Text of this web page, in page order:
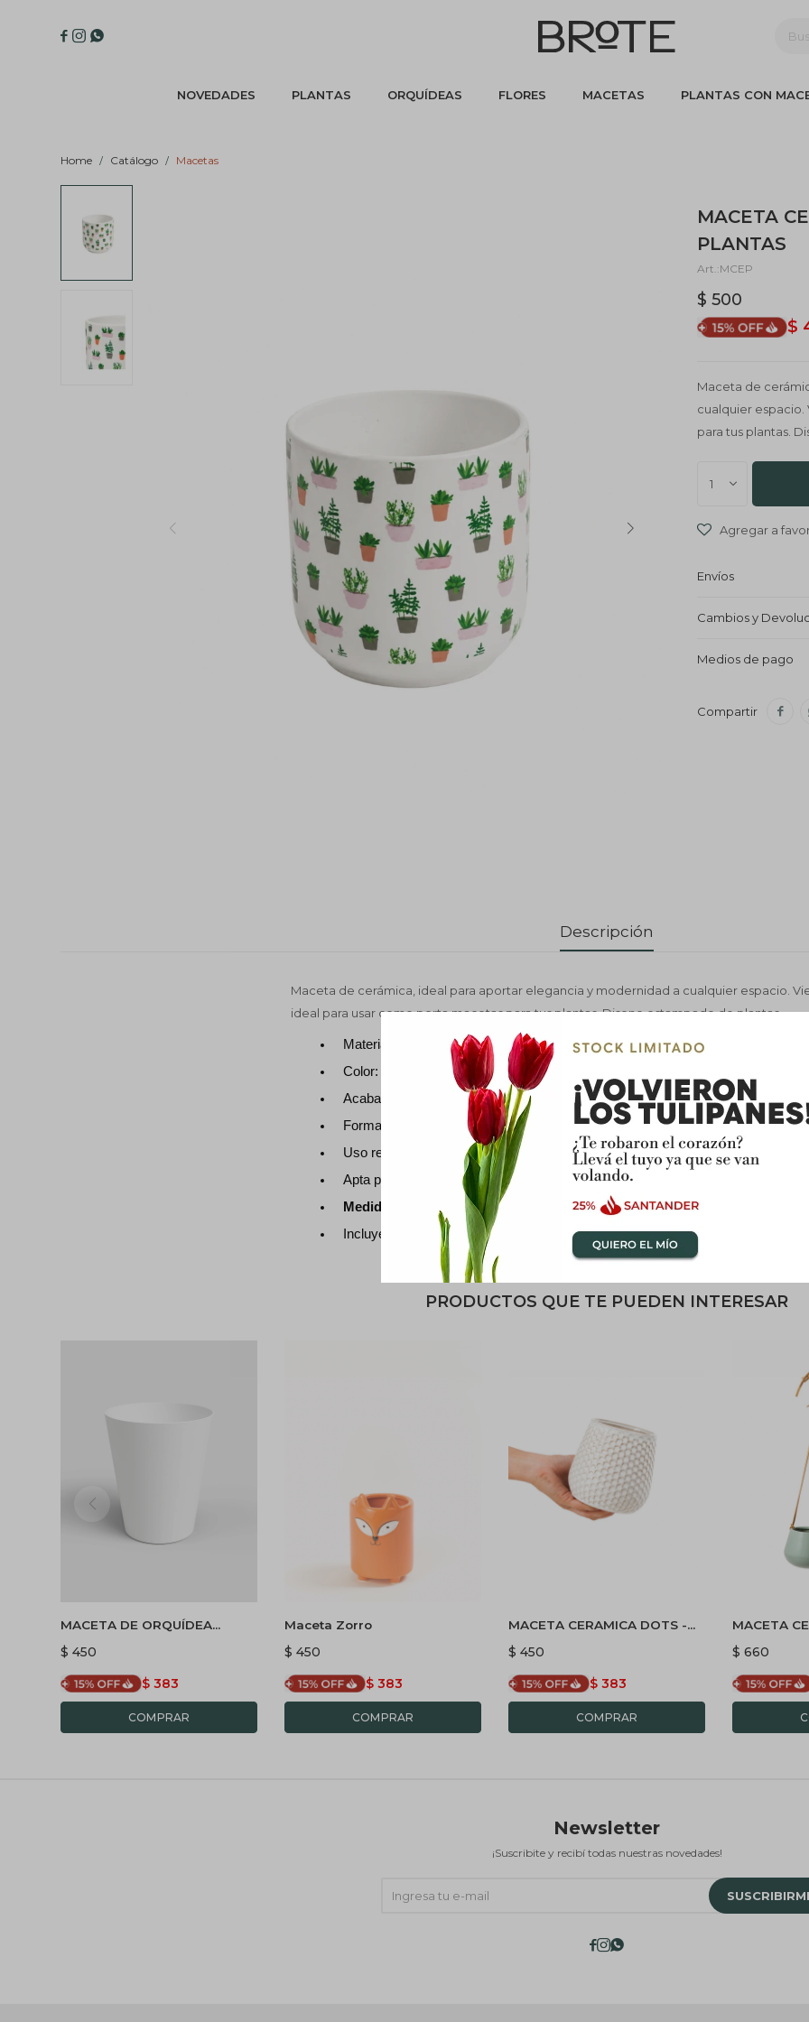
NOVEDADES PLANTAS ORQUÍDEAS FLORES MACETAS PLANTAS CON
  
Home Catálogo Macetas
MACETA
PLANTAS
MCEP
$ 500
$
Maceta de
cualquier espacio.
para tus plantas.
1
Envíos
Cambios y
Medios de pago

Descripción
Maceta de cerámica, ideal para aportar elegancia y modernidad a cualquier espacio.
ideal para usar como porta macetas para tus plantas. Diseno estampado de plantas.
Material: Cerámica
Color: Blanco Estampado
Acabado: Mate
Forma: Cilíndrica
Uso recomendado: Porta maceta
Apta para: Interior o Exterior
Medidas: 13X12 CM
Incluye drenaje: No.
PRODUCTOS QUE TE PUEDEN INTERESAR
MACETA DE ORQUÍDEA
PORTO - BLANCO
$ 450
$ 383
Maceta Zorro
$ 450
$ 383
MACETA CERAMICA DOTS -
BLANCA
$ 450
$ 383
MACETA
COLGANTE
$ 660
Newsletter
¡Suscribite y recibí todas nuestras novedades!
